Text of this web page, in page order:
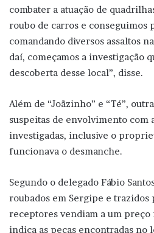
combater a atuação de
roubo de carros e conseguimos
comandando diversos assaltos
daí, começamos a investigação
descoberta desse local”, disse.
Além de “Joãzinho” e “Té”,
suspeitas de envolvimento com
investigadas, inclusive o
funcionava o desmanche.
Segundo o delegado Fábio
roubados em Sergipe e trazidos
receptores vendiam a um preço
indica as peças encontradas no